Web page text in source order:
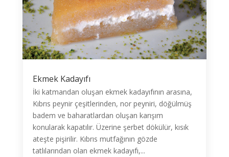
Ekmek Kadayıfı
İki katmandan oluşan ekmek kadayıfının arasına,
Kıbrıs peynir çeşitlerinden, nor peyniri, döğülmüş
badem ve baharatlardan oluşan karışım
konularak kapatılır. Üzerine şerbet dökülür, kısık
ateşte pişirilir. Kıbrıs mutfağının gözde
tatlılarından olan ekmek kadayıfı,...